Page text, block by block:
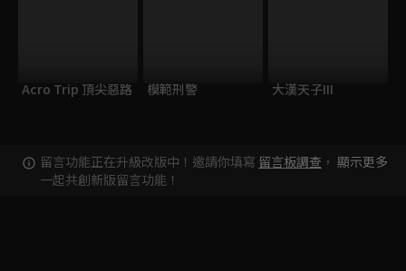
Acro Trip 頂尖惡路 模範刑警 大漢天子III
留言功能正在升級改版中！邀請你填寫 留言板調查 ，
一起共創新版留言功能！
顯示更多